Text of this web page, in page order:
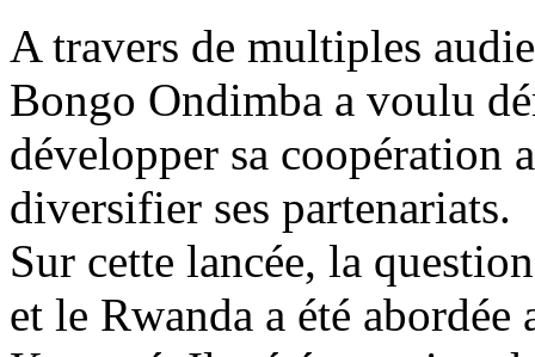
A travers de multiples
Bongo Ondimba a voulu
développer sa coopération
diversifier ses partenariats.
Sur cette lancée, la
et le Rwanda a été